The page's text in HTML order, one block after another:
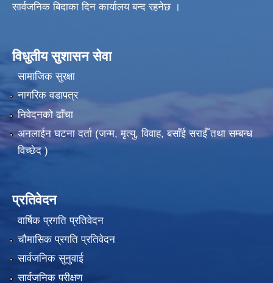
सार्वजनिक बिदाका दिन कार्यालय बन्द रहनेछ ।
विधुतीय सुशासन सेवा
सामाजिक सुरक्षा
नागरिक वडापत्र
निवेदनको ढाँचा
अनलाईन घटना दर्ता (जन्म, मृत्यु, विवाह, बसाँई सराईँ तथा सम्बन्ध
विच्छेद )
प्रतिवेदन
वार्षिक प्रगति प्रतिवेदन
चौमासिक प्रगति प्रतिवेदन
सार्वजनिक सुनुवाई
सार्वजनिक परीक्षण